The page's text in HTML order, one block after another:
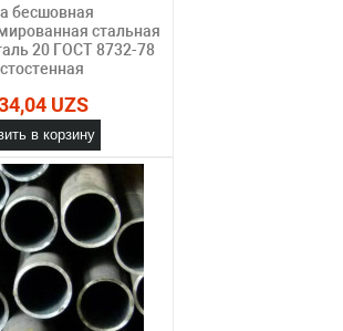
бесшовная
стальная
20 ГОСТ 8732-78
UZS
в корзину